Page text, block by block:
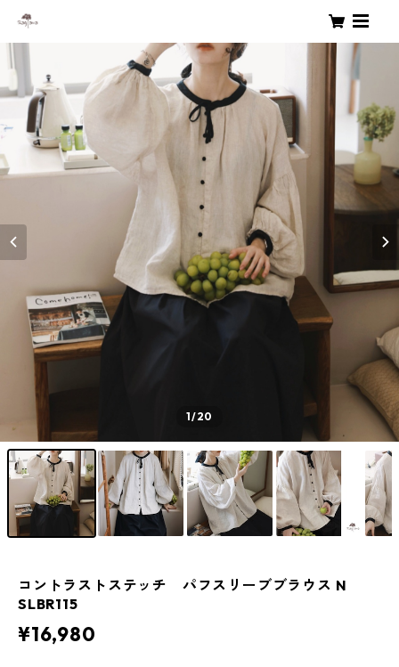
1/20
コントラストステッチ パフスリーブブラウス N
SLBR115
¥16,980